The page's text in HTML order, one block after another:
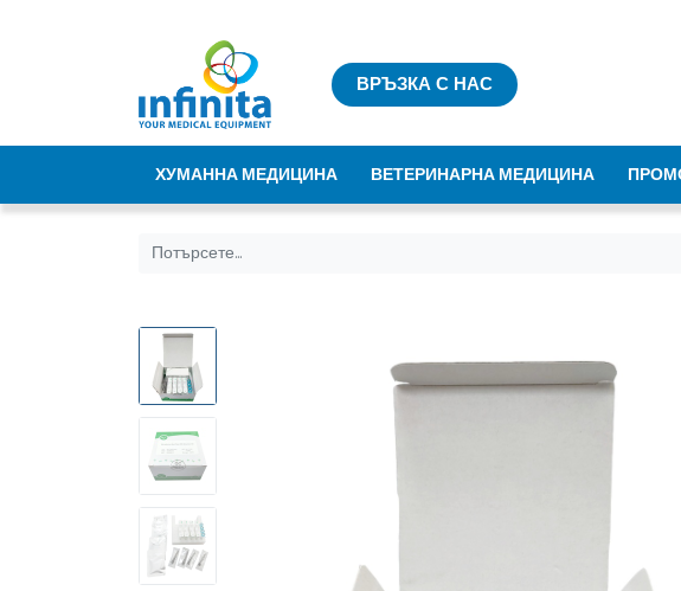
ВРЪЗКА С НАС
ХУМАННА МЕДИЦИНА ВЕТЕРИНАРНА МЕДИЦИНА